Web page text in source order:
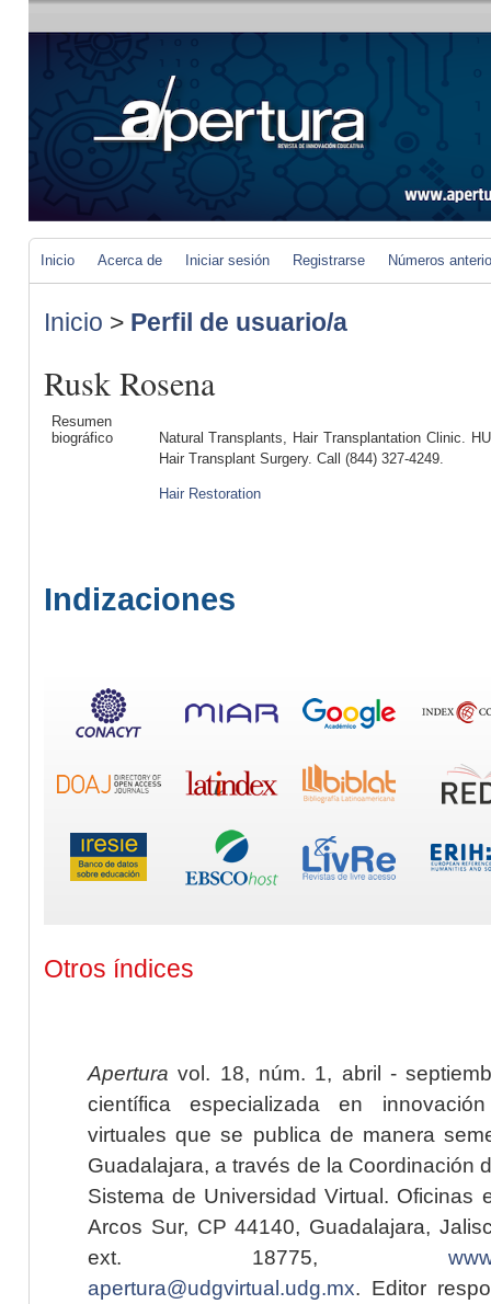
Inicio Acerca de Iniciar sesión Registrarse Números
Inicio > Perfil de usuario/a
Rusk Rosena
Resumen
biográfico
Natural Transplants, Hair Transplantation Clinic.
Hair Transplant Surgery. Call (844) 327-4249.
Hair Restoration
Indizaciones
Otros índices
Apertura vol. 18, núm. 1, abril -
científica especializada en
virtuales que se publica de manera
Guadalajara, a través de la Coordinación
Sistema de Universidad Virtual. Oficinas
Arcos Sur, CP 44140, Guadalajara,
ext. 18775,
apertura@udgvirtual.udg.mx. Editor